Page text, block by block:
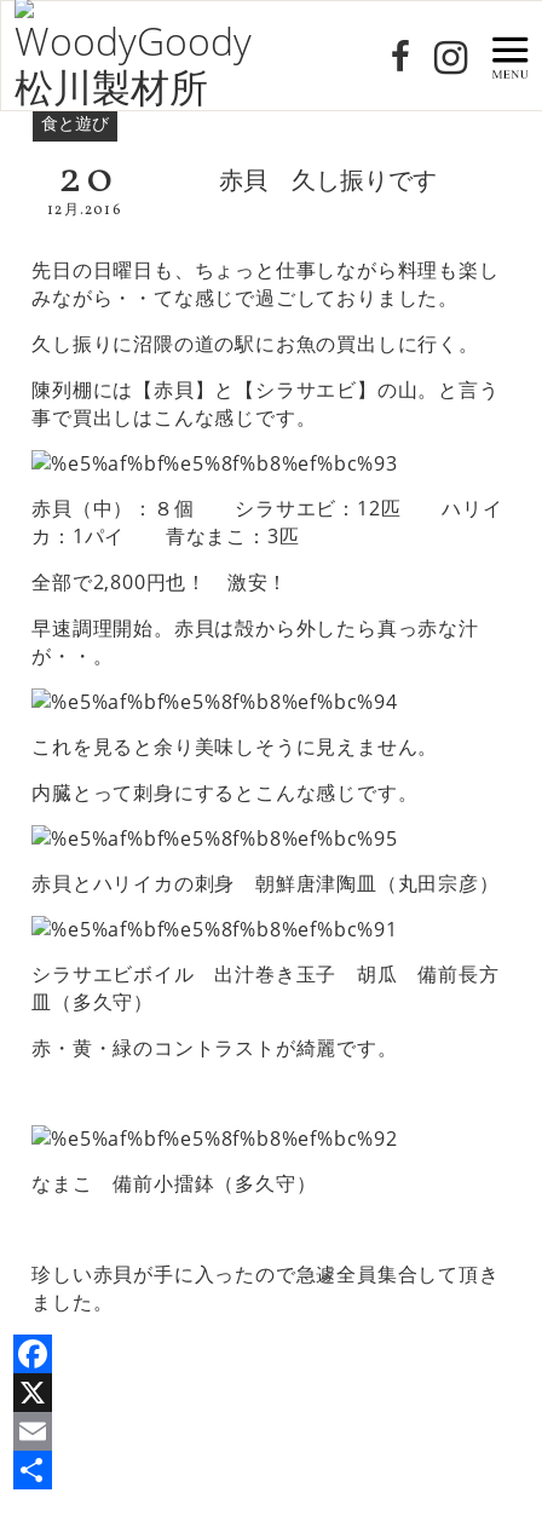
食と遊び
20
12月.2016
赤貝 久し振りです
先日の日曜日も、ちょっと仕事しながら料理も楽し
みながら・・てな感じで過ごしておりました。
久し振りに沼隈の道の駅にお魚の買出しに行く。
陳列棚には【赤貝】と【シラサエビ】の山。と言う
事で買出しはこんな感じです。
赤貝（中）：８個 シラサエビ：12匹 ハリイ
カ：1パイ 青なまこ：3匹
全部で2,800円也！ 激安！
早速調理開始。赤貝は殻から外したら真っ赤な汁
が・・。
これを見ると余り美味しそうに見えません。
内臓とって刺身にするとこんな感じです。
赤貝とハリイカの刺身 朝鮮唐津陶皿（丸田宗彦）
シラサエビボイル 出汁巻き玉子 胡瓜 備前長方
皿（多久守）
赤・黄・緑のコントラストが綺麗です。
なまこ 備前小擂鉢（多久守）
珍しい赤貝が手に入ったので急遽全員集合して頂き
ました。
Facebook
X
Email